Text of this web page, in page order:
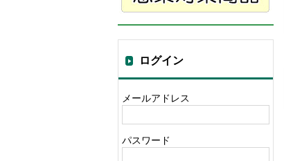
ログイン
メールアドレス
パスワード